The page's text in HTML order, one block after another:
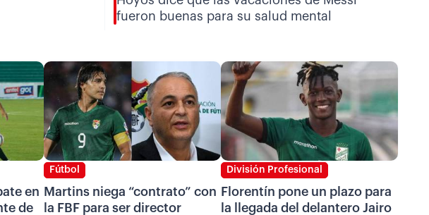
fueron buenas para su salud mental
en
de
Fútbol
Martins niega “contrato” con
la FBF para ser director
División Profesional
Florentín pone un plazo para
la llegada del delantero Jairo